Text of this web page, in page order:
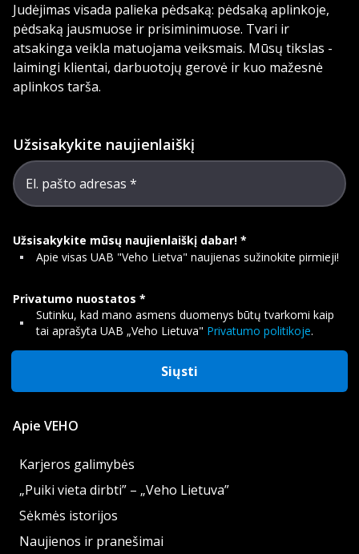
Judėjimas visada palieka pėdsaką: pėdsaką aplinkoje,
pėdsaką jausmuose ir prisiminimuose. Tvari ir
atsakinga veikla matuojama veiksmais. Mūsų tikslas -
laimingi klientai, darbuotojų gerovė ir kuo mažesnė
aplinkos tarša.
Užsisakykite naujienlaiškį
El. pašto adresas
Užsisakykite mūsų naujienlaiškį dabar!
Apie visas UAB "Veho Lietva" naujienas sužinokite pirmieji!
Privatumo nuostatos
Sutinku, kad mano asmens duomenys būtų tvarkomi kaip
tai aprašyta UAB „Veho Lietuva" Privatumo politikoje.
Siųsti
Apie VEHO
Karjeros galimybės
„Puiki vieta dirbti” – „Veho Lietuva”
Sėkmės istorijos
Naujienos ir pranešimai